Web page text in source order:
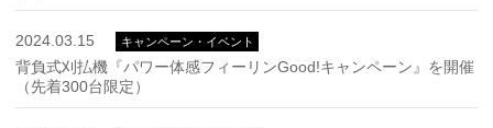
2024.03.15 キャンペーン・イベント
背負式刈払機『パワー体感フィーリンGood!キャンペーン』を開催
（先着300台限定）